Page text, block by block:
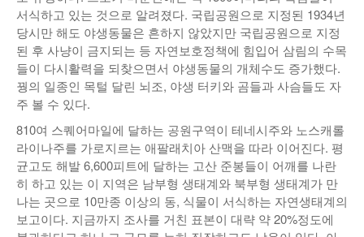
서식하고 있는 것으로 알려졌다. 국립공원으로 지정된 1934년
당시만 해도 야생동물은 흔하지 않았지만 국립공원으로 지정
된 후 사냥이 금지되는 등 자연보호정책에 힘입어 삼림의 수목
들이 다시활력을 되찾으면서 야생동물의 개체수도 증가했다.
꿩의 일종인 목털 달린 뇌조, 야생 터키와 곰들과 사슴들도 자
주 볼 수 있다.
810여 스퀘어마일에 달하는 공원구역이 테네시주와 노스캐롤
라이나주를 가로지르는 애팔래치아 산맥을 따라 이어진다. 평
균고도 해발 6,600피트에 달하는 고산 준봉들이 어깨를 나란
히 하고 있는 이 지역은 남부형 생태계와 북부형 생태계가 만
나는 곳으로 10만종 이상의 동, 식물이 서식하는 자연생태계의
보고이다. 지금까지 조사를 거친 표본이 대략 약 20%정도에